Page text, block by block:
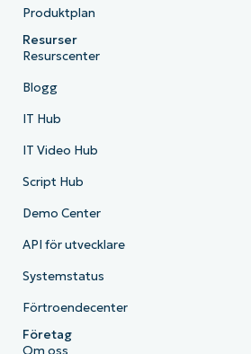
Produktplan
Resurser
Resurscenter
Blogg
IT Hub
IT Video Hub
Script Hub
Demo Center
API för utvecklare
Systemstatus
Förtroendecenter
Företag
Om oss